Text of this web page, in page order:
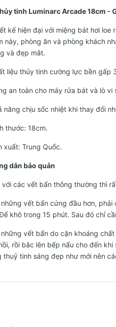
tinh Luminarc Arcade 18cm -
kế hiện đại với miệng bát hơi loe
này, phòng ăn và phòng khách
và đẹp mắt.
liệu thủy tinh cường lực bền gấp
an toàn cho máy rửa bát và lò vi
năng chịu sốc nhiệt khi thay đổi
thước: 18cm.
xuất: Trung Quốc.
dẫn bảo quản
với các vết bẩn thông thường thì
những vết bẩn cứng đầu hơn,
khô trong 15 phút. Sau đó chỉ
những vết bẩn do cặn khoáng
rồi bắc lên bếp nấu cho đến
thuỷ tinh sáng đẹp như mới nên